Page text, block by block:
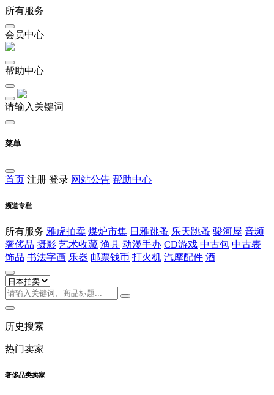
所有服务
会员中心
帮助中心
请输入关键词
菜单
首页 注册 登录 网站公告 帮助中心
频道专栏
所有服务 雅虎拍卖 煤炉市集 日雅跳蚤 乐天跳蚤 骏河屋 音频
奢侈品 摄影 艺术收藏 渔具 动漫手办 CD游戏 中古包 中古表
饰品 书法字画 乐器 邮票钱币 打火机 汽摩配件 酒
历史搜索
热门卖家
奢侈品类卖家